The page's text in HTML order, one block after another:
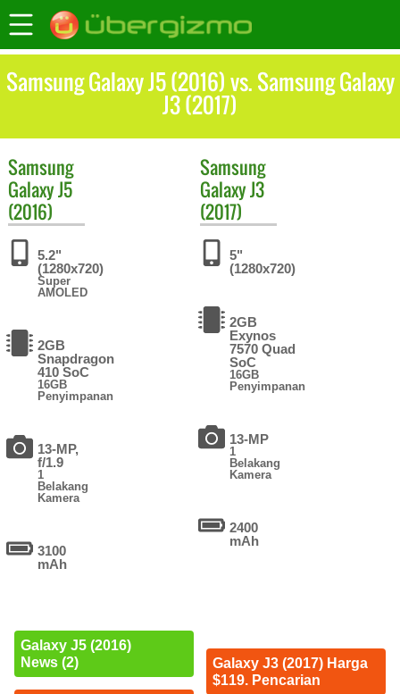
Samsung Galaxy J5 (2016) vs. Samsung Galaxy
J3 (2017)
Samsung
Galaxy J5
(2016)
5.2"
(1280x720)
Super
AMOLED
2GB
Snapdragon
410 SoC
16GB
Penyimpanan
13-MP,
f/1.9
1
Belakang
Kamera
3100
mAh
Galaxy J5 (2016)
News (2)
Samsung
Galaxy J3
(2017)
5"
(1280x720)
2GB
Exynos
7570 Quad
SoC
16GB
Penyimpanan
13-MP
1
Belakang
Kamera
2400
mAh
Galaxy J3 (2017) Harga
$119. Pencarian